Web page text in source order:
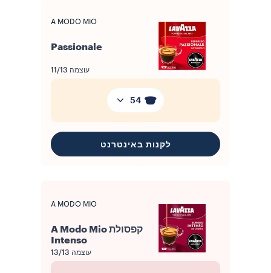
A MODO MIO
Passionale
עוצמה 11/13
54
לקנות באינטרנט
A MODO MIO
קפסולת A Modo Mio
Intenso
עוצמה 13/13